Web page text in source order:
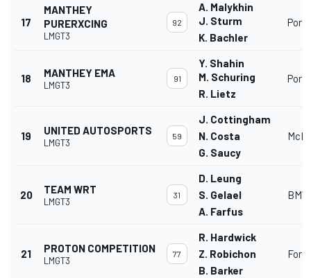
17
MANTHEY
PURERXCING
LMGT3
92
A. Malykhin
J. Sturm
K. Bachler
18 MANTHEY EMA
LMGT3
91
Y. Shahin
M. Schuring
R. Lietz
19 UNITED AUTOSPORTS
LMGT3
59
J. Cottingham
N. Costa
G. Saucy
20 TEAM WRT
LMGT3
31
D. Leung
S. Gelael
A. Farfus
21 PROTON COMPETITION
LMGT3
77
R. Hardwick
Z. Robichon
B. Barker
Ford